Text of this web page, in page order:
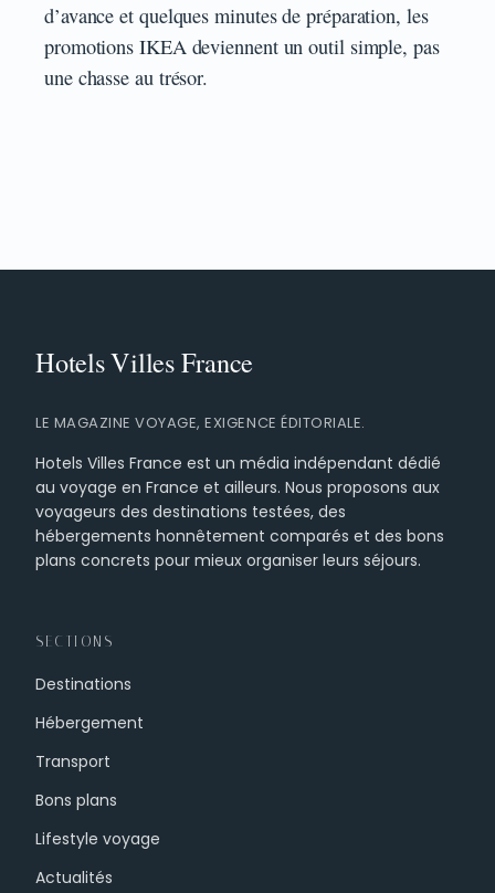
d’avance et quelques minutes de préparation, les
promotions IKEA deviennent un outil simple, pas
une chasse au trésor.
LE MAGAZINE VOYAGE, EXIGENCE ÉDITORIALE.
Hotels Villes France est un média indépendant dédié
au voyage en France et ailleurs. Nous proposons aux
voyageurs des destinations testées, des
hébergements honnêtement comparés et des bons
plans concrets pour mieux organiser leurs séjours.
SECTIONS
Destinations
Hébergement
Transport
Bons plans
Lifestyle voyage
Actualités